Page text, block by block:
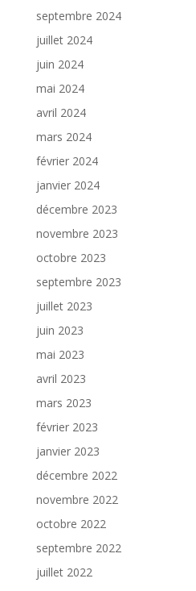
septembre 2024
juillet 2024
juin 2024
mai 2024
avril 2024
mars 2024
février 2024
janvier 2024
décembre 2023
novembre 2023
octobre 2023
septembre 2023
juillet 2023
juin 2023
mai 2023
avril 2023
mars 2023
février 2023
janvier 2023
décembre 2022
novembre 2022
octobre 2022
septembre 2022
juillet 2022